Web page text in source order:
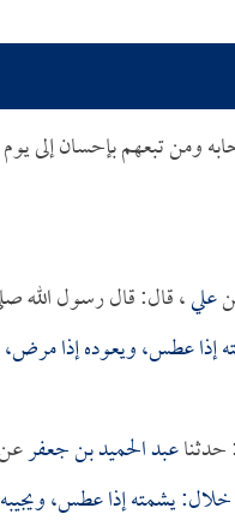
ومن تبعهم بإحسان إلى
علي، قال: قال رسول الله
إذا عطس، ويعوده إذا
حدثناعبد الحميد بن جعفر
يشمته إذا عطس،